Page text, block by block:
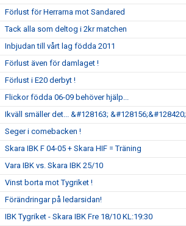
Förlust för Herrarna mot Sandared
Tack alla som deltog i 2kr matchen
Inbjudan till vårt lag födda 2011
Förlust även för damlaget !
Förlust i E20 derbyt !
Flickor födda 06-09 behöver hjälp...
Ikväll smäller det... &#128163; &#128156;&#128420;
Seger i comebacken !
Skara IBK F 04-05 + Skara HIF = Träning
Vara IBK vs. Skara IBK 25/10
Vinst borta mot Tygriket !
Förändringar på ledarsidan!
IBK Tygriket - Skara IBK Fre 18/10 KL:19:30